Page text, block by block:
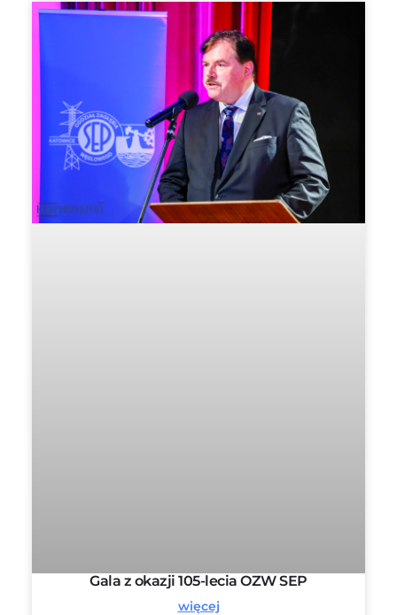
Gala z okazji 105-lecia OZW SEP
więcej